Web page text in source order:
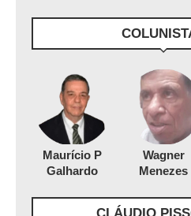
Maurício P
Galhardo
Wagner
Menezes